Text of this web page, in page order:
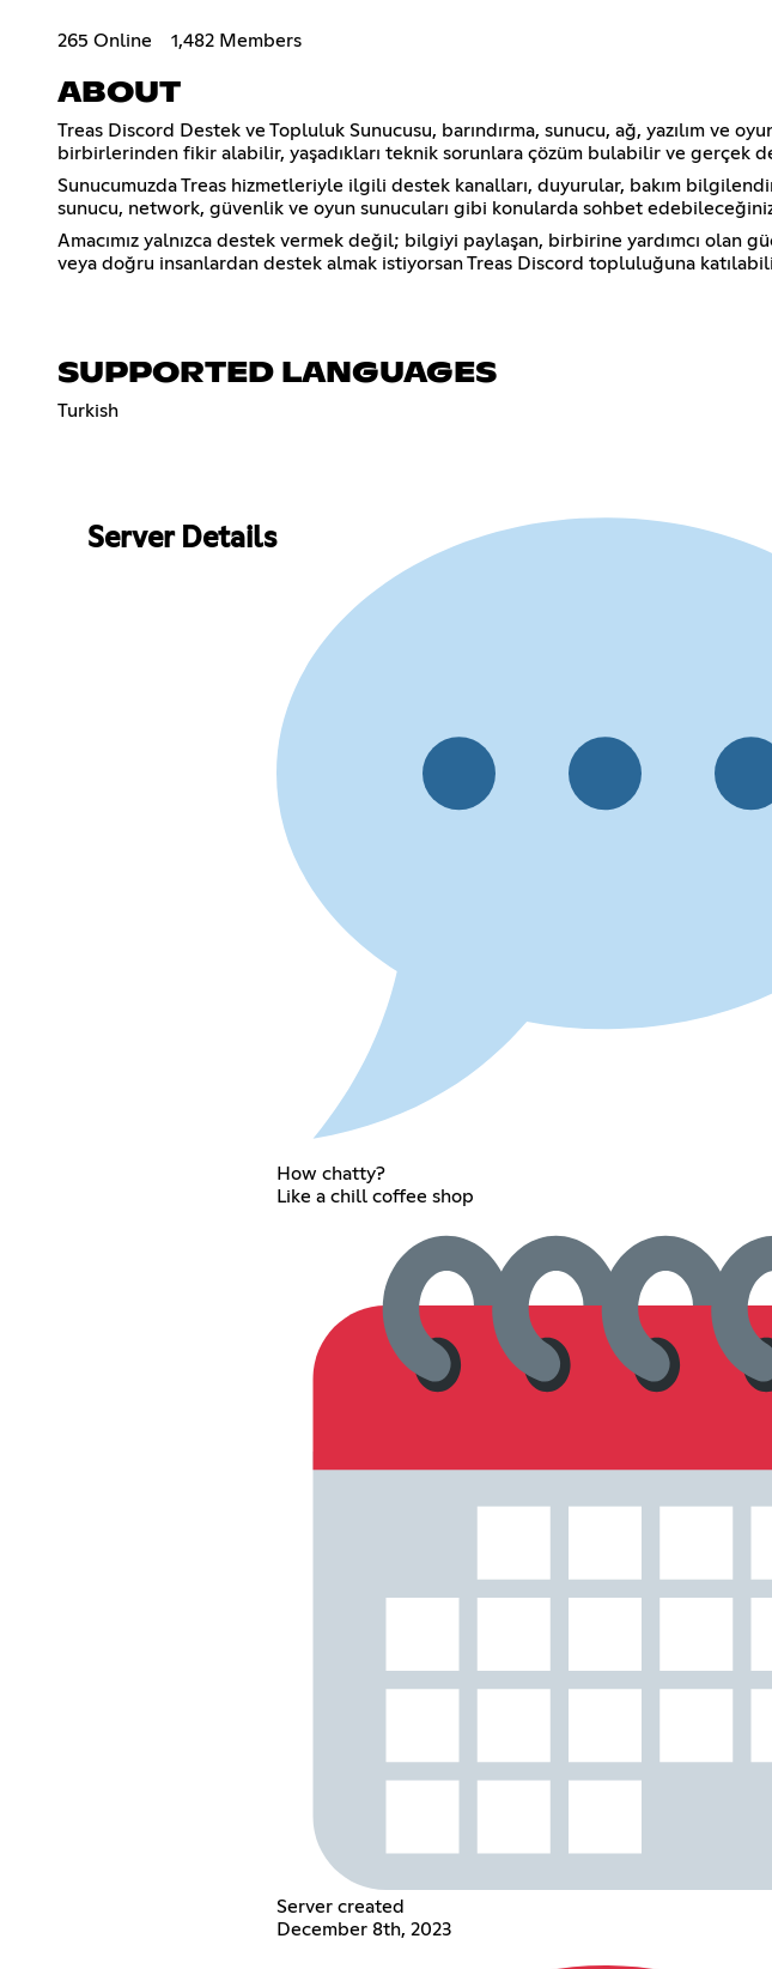
265 Online 1,482 Members
ABOUT
Treas Discord Destek ve Topluluk Sunucusu, barındırma, sunucu, ağ, yazılım
birbirlerinden fikir alabilir, yaşadıkları teknik sorunlara çözüm bulabilir ve gerçek
Sunucumuzda Treas hizmetleriyle ilgili destek kanalları, duyurular, bakım
sunucu, network, güvenlik ve oyun sunucuları gibi konularda sohbet
Amacımız yalnızca destek vermek değil; bilgiyi paylaşan, birbirine yardımcı
veya doğru insanlardan destek almak istiyorsan Treas Discord topluluğuna
SUPPORTED LANGUAGES
Turkish
Server Details
How chatty?
Like a chill coffee shop
Server created
December 8th, 2023